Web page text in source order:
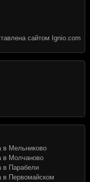
сайтом Ignio.com
в Мельниково
в Молчаново
в Парабели
в Первомайском